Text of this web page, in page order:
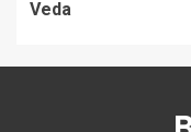
Veda